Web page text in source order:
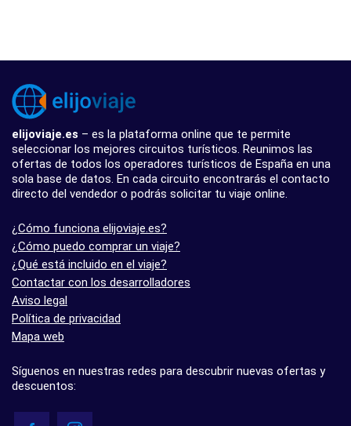
elijoviaje.es – es la plataforma online que te permite
seleccionar los mejores circuitos turísticos. Reunimos las
ofertas de todos los operadores turísticos de España en una
sola base de datos. En cada circuito encontrarás el contacto
directo del vendedor o podrás solicitar tu viaje online.
¿Cómo funciona elijoviaje.es?
¿Cómo puedo comprar un viaje?
¿Qué está incluido en el viaje?
Contactar con los desarrolladores
Aviso legal
Política de privacidad
Mapa web
Síguenos en nuestras redes para descubrir nuevas ofertas y
descuentos: